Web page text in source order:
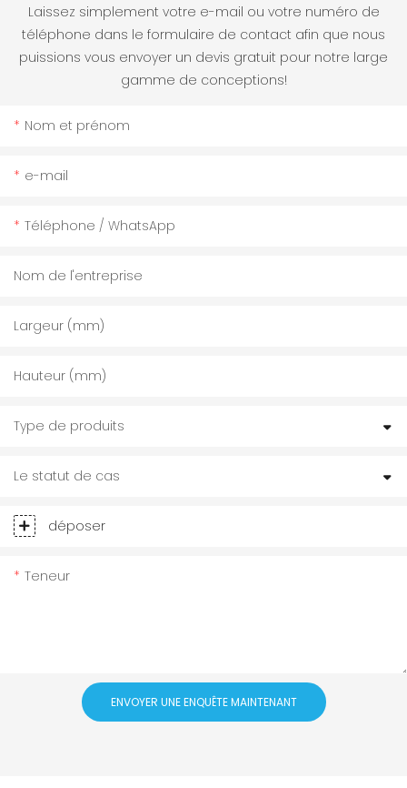
Laissez simplement votre e-mail ou votre numéro de
téléphone dans le formulaire de contact afin que nous
puissions vous envoyer un devis gratuit pour notre large
gamme de conceptions!
Nom et prénom
e-mail
Téléphone / WhatsApp
Nom de l'entreprise
Largeur (mm)
Hauteur (mm)
Type de produits
Le statut de cas
déposer
Teneur
ENVOYER UNE ENQUÊTE MAINTENANT